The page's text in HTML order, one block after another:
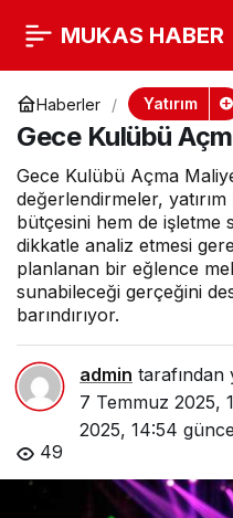
MUKAS HABER
Haberler Yatırım
Gece Kulübü
Gece Kulübü Açma
değerlendirmeler,
bütçesini hem de işletme
dikkatle analiz etmesi
planlanan bir eğlence
sunabileceği gerçeğini
barındırıyor.
admin tarafından
7 Temmuz 2025,
2025, 14:54
49
Gece Kulübü Açma
Maliyeti 2025